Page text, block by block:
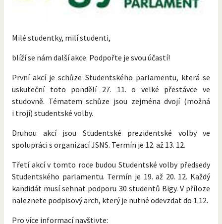
Milé studentky, milí studenti,
blíží se nám další akce. Podpořte je svou účastí!
První akcí je schůze Studentského parlamentu, která se
uskuteční toto pondělí 27. 11. o velké přestávce ve
studovně. Tématem schůze jsou zejména dvojí (možná
i trojí) studentské volby.
Druhou akcí jsou Studentské prezidentské volby ve
spolupráci s organizací JSNS. Termín je 12. až 13. 12.
Třetí akcí v tomto roce budou Studentské volby předsedy
Studentského parlamentu. Termín je 19. až 20. 12. Každý
kandidát musí sehnat podporu 30 studentů Bigy. V příloze
naleznete podpisový arch, který je nutné odevzdat do 1.12.
Pro více informací navštivte: